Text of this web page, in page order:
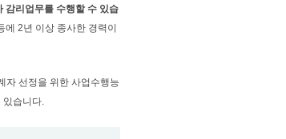
감리업무를 수행할 수 있습
에 2년 이상 종사한 경력이
자 선정을 위한 사업수행능
있습니다.